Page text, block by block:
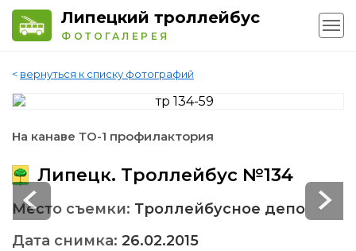
Липецкий троллейбус
ФОТОГАЛЕРЕЯ
< вернуться к списку фотографий
На канаве ТО-1 профилактория
Липецк. Троллейбус №134
Место съемки: Троллейбусное депо
Дата снимка: 26.02.2015